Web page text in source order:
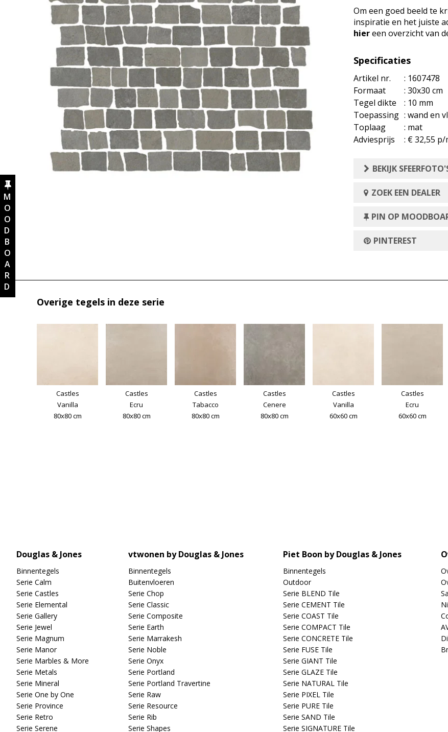
Om een goed beeld te
inspiratie en het juiste
hiereen overzicht van
Specificaties
Artikel nr.
: 1607478
Formaat
: 30x30 cm
Tegel dikte
: 10 mm
Toepassing : wand en
Toplaag
: mat
Adviesprijs
: € 32,55 p/
BEKIJK
ZOEK EEN DEALER
PIN OP
PINTEREST
Overige tegels in deze serie
Castles
Vanilla
80x80 cm
Castles
Ecru
80x80 cm
Castles
Tabacco
80x80 cm
Castles
Cenere
80x80 cm
Castles
Vanilla
60x60 cm
Castles
Ecru
60x60 cm
Douglas & Jones
Binnentegels
Serie Calm
Serie Castles
Serie Elemental
Serie Gallery
Serie Jewel
Serie Magnum
Serie Manor
Serie Marbles & More
Serie Metals
Serie Mineral
Serie One by One
Serie Province
Serie Retro
Serie Serene
vtwonen by Douglas & Jones
Binnentegels
Buitenvloeren
Serie Chop
Serie Classic
Serie Composite
Serie Earth
Serie Marrakesh
Serie Noble
Serie Onyx
Serie Portland
Serie Portland Travertine
Serie Raw
Serie Resource
Serie Rib
Serie Shapes
Piet Boon by Douglas & Jones
Binnentegels
Outdoor
Serie BLEND Tile
Serie CEMENT Tile
Serie COAST Tile
Serie COMPACT Tile
Serie CONCRETE Tile
Serie FUSE Tile
Serie GIANT Tile
Serie GLAZE Tile
Serie NATURAL Tile
Serie PIXEL Tile
Serie PURE Tile
Serie SAND Tile
Serie SIGNATURE Tile
MOODBOARD